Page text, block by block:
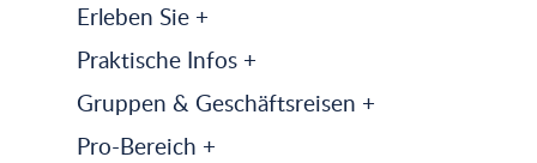
Erleben Sie +
Praktische Infos +
Gruppen & Geschäftsreisen +
Pro-Bereich +